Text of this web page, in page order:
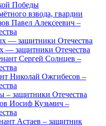
Победы
взвода, гвардии
Павел Алексеевич –
— защитники Отечества
— защитники Отечества
Сергей Солнцев –
Николай Ожгибесов –
защитники Отечества
Иосиф Кузьмич –
Астаев – защитник